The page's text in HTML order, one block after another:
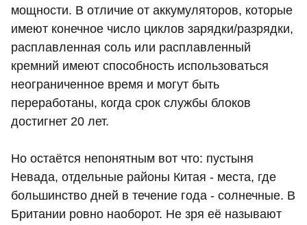
мощности. В отличие от аккумуляторов, которые
имеют конечное число циклов зарядки/разрядки,
расплавленная соль или расплавленный
кремний имеют способность использоваться
неограниченное время и могут быть
переработаны, когда срок службы блоков
достигнет 20 лет.
Но остаётся непонятным вот что: пустыня
Невада, отдельные районы Китая - места, где
большинство дней в течение года - солнечные. В
Британии ровно наоборот. Не зря её называют